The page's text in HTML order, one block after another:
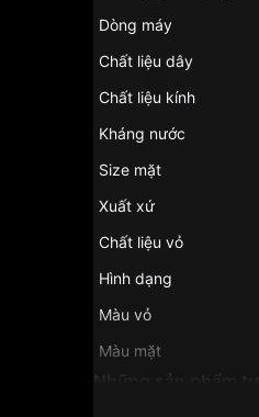
Dòng máy
Chất liệu dây
Chất liệu kính
Kháng nước
Size mặt
Xuất xứ
Chất liệu vỏ
Hình dạng
Màu vỏ
Màu mặt
Những sản phẩm